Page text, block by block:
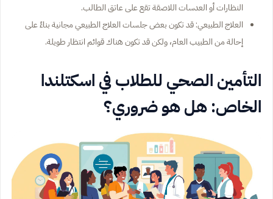
النظارات أو العدسات اللاصقة تقع على عاتق الطالب.
العلاج الطبيعي: قد تكون بعض جلسات العلاج الطبيعي مجانية بناءً على
إحالة من الطبيب العام، ولكن قد تكون هناك قوائم انتظار طويلة.
التأمين الصحي للطلاب في اسكتلندا
الخاص: هل هو ضروري؟